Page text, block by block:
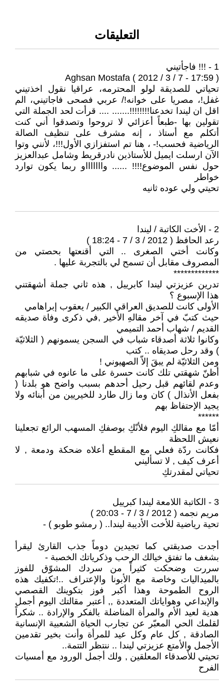
التعليقات
1 - !!! فاجأتيني
Aghsan Mostafa ( 2012 / 3 / 7 - 17:59 )
تحياتي للصديقة لولو المحترمه، عراقيا نقول اخذتيني
غفل!، مصريا على خوانه!/ عربي فصحى فاجاتيني، الم
اقل ان ليندا تخدعنا!!!!!!!!....... .... قرأت لحد الجملة التي
تقولين بها -طبعاً أعزائي لا تروحوا وتصدقوا أني كنت
أتكلم مع أستاذ ، إنه مشرف على تنظيف الصالة
الرياضية فحسب!- ، هنا تم استفزازي الأول!!!، لأنني وتوا
الآن ارسلت ايميل للأستاذين نادرقريط وشامل عبدالعزيز
حول نفس الموضوع!!!! ...... واااااااو ربما يكون توارد
خواطر
تحيتي ولي عوده ثانيه
2 - الأخت الكاتبة / ليندا
رعد الحافظ ( 2012 / 3 / 7 - 18:24 )
وكانت أختي الصغرى .. التي أقنعتها بحصتي من
المصروف مقابل أن تسمح لي بالتجربة عليها .
*************
تدرين عزيزتي ليندا كابرييل , هذه ثاني جملة أشهقتني
هذا الإسبوع ؟
الأولى كانت للصديق العراقي الكبير / يعقوب إبراهامي
حيث كتبّ في آخر مقالهِ الأخير ,في ذكرى وفاة صديقه
القديم / شهاب أحمد التميمي
وكانوا ثلاثة أصدقاء شباب في السجن يسمونهم ( الثلاثيّة
) وقد رحل صديقاه .. كتب
ومن الثلاثيّة لم يبقَ إلاّ الصهيوني !
أظنّ شهقتي تلك كانت حسرة على ما عانوه في شبابهم
وعدم لقائهم قبل رحيل أحدهم بسبب واضح هو بلدنا (
بفعل الأنذال ) كان وما زال طارد للخيريين من أبنائه ولا
يجيد الإحتفاظ بهم
******
أمّا مع مقالكِ اليوم فلأنّكِ بوصفكِ المسهب الرائع تجعلينا
نعيش اللحظة
فكانت ردّة فعلي مع المقطع أعلاه ضحكة ودمعة , لا
أعرف كيف , لا تسأليني
تحياتي لمقدرتكِ
3 - الكاتبة اللامعة ليندا كبرييل
مريم نجمه ( 2012 / 3 / 7 - 20:03 )
تحية رياضية للأخت الأديبة ليندا.. ( رمشو طوبو ) -
أجدت صديقتي كما تجيدين دوماً جذب القارئ ليقرأ
بشغف ما تفتق خيالك الرحب وذكرياتك الخصبة -
سررت وضحكت كثيراً من سردك المشوّق للفوز
بالميداليات وخاصة مع الأبونا والإعتراف ..!تكفيك هذه
الروح الطموحة وهذا أكبر فوز بتكوينك القصصي
والإبداعي وهواياتك المتعددة ,, أعتبر مقالتك اليوم أجمل
هدية لعيد الأم والمرأة المناضلة بالفكر والإرادة .. شكراً
لقلمك الحي المعبّر عن تجارب الحياة الشعبية الإنسانية
الصادقة , كل عام وكل عيد للمرأة وأنت بخير تقدمين
الأجمل والأمتع عزيزتي ليندا .. ننتظر التتمة..
تحيتي للأصدقاء المعلقين , ولك أجمل الورود مع أمسيات
الفرح